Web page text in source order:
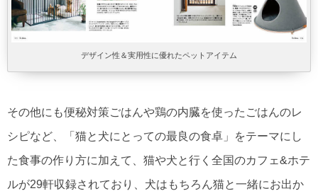
デザイン性＆実用性に優れたペットアイテム
その他にも便秘対策ごはんや鶏の内臓を使ったごはんのレ
シピなど、「猫と犬にとっての最良の食卓」をテーマにし
た食事の作り方に加えて、猫や犬と行く全国のカフェ&ホテ
ルが29軒収録されており、犬はもちろん猫と一緒にお出か